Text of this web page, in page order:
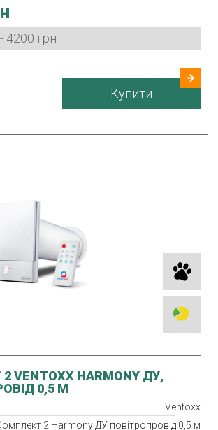
Україна
4200 грн
Купити
2 VENTOXX HARMONY ДУ,
0,5 М
Ventoxx
2 Harmony ДУ повітропровід 0,5 м